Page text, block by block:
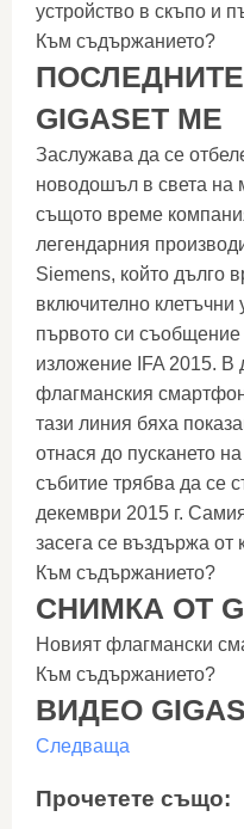
устройство в скъпо и
Към съдържанието?
GIGASET ME
Заслужава да се
новодошъл в света на
същото време
легендарния
Siemens, който дълго
включително клетъчни
първото си
изложение IFA 2015. В
флагманския
тази линия бяха
отнася до пускането
събитие трябва да се
декември 2015 г.
засега се въздържа от
Към съдържанието?
СНИМКА ОТ
Новият флагмански
Към съдържанието?
ВИДЕО
Следваща
Прочетете също: